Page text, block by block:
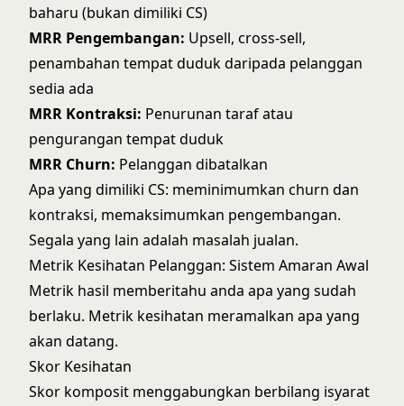
baharu (bukan dimiliki CS)
MRR Pengembangan: Upsell, cross-sell,
penambahan tempat duduk daripada pelanggan
sedia ada
MRR Kontraksi: Penurunan taraf atau
pengurangan tempat duduk
MRR Churn: Pelanggan dibatalkan
Apa yang dimiliki CS: meminimumkan churn dan
kontraksi, memaksimumkan pengembangan.
Segala yang lain adalah masalah jualan.
Metrik Kesihatan Pelanggan: Sistem Amaran Awal
Metrik hasil memberitahu anda apa yang sudah
berlaku. Metrik kesihatan meramalkan apa yang
akan datang.
Skor Kesihatan
Skor komposit menggabungkan berbilang isyarat